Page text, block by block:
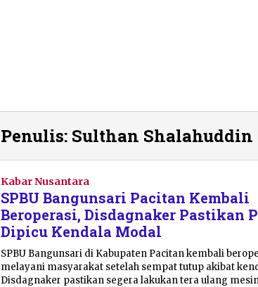
Penulis: Sulthan Shalahuddin
Kabar Nusantara
SPBU Bangunsari Pacitan Kembali
Beroperasi, Disdagnaker Pastikan
Dipicu Kendala Modal
SPBU Bangunsari di Kabupaten Pacitan kembali
melayani masyarakat setelah sempat tutup akibat
Disdagnaker pastikan segera lakukan tera ulang